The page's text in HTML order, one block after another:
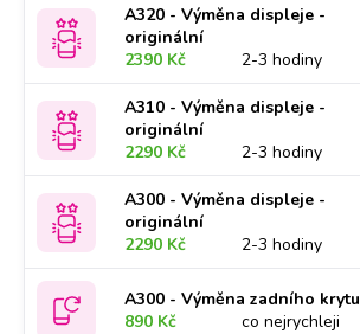
A320 - Výměna displeje -
originální
2390 Kč
2-3 hodiny
A310 - Výměna displeje -
originální
2290 Kč
2-3 hodiny
A300 - Výměna displeje -
originální
2290 Kč
2-3 hodiny
A300 - Výměna zadního krytu
890 Kč
co nejrychleji